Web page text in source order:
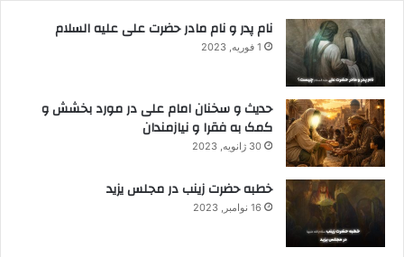
نام پدر و نام مادر حضرت علی علیه السلام
1 فوریه, 2023
حدیث و سخنان امام علی در مورد بخشش و
کمک به فقرا و نیازمندان
30 ژانویه, 2023
خطبه حضرت زینب در مجلس یزید
16 نوامبر, 2023